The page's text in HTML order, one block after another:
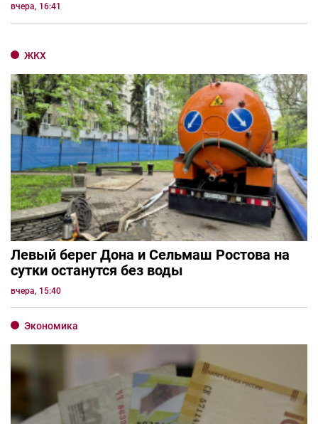
вчера, 16:41
ЖКХ
Левый берег Дона и Сельмаш Ростова на
сутки останутся без воды
вчера, 15:40
Экономика